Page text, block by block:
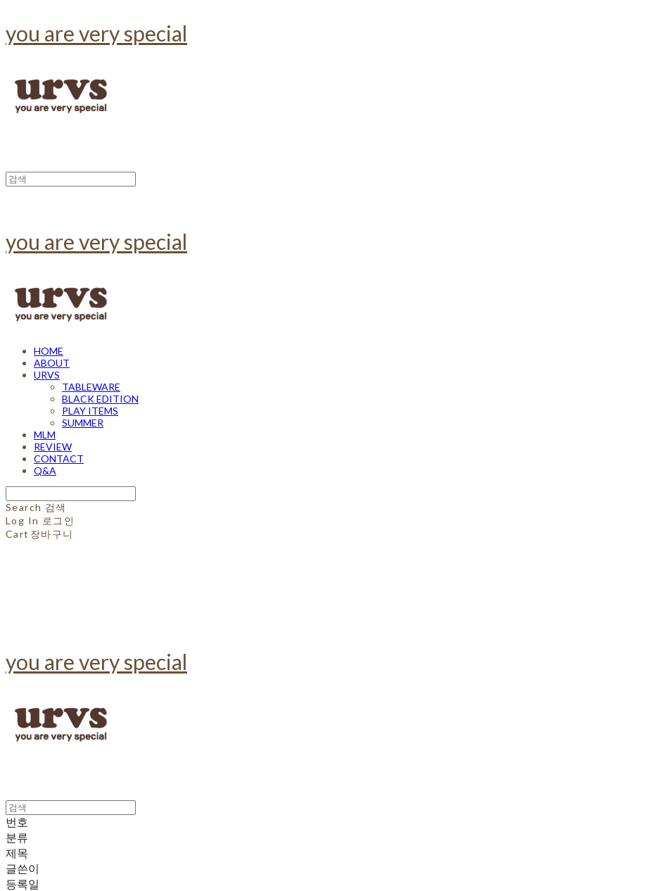
you are very special
you are very special
HOME
ABOUT
URVS
TABLEWARE
BLACK EDITION
PLAY ITEMS
SUMMER
MLM
REVIEW
CONTACT
Q&A
Search 검색
Log In 로그인
Cart 장바구니
you are very special
번호
분류
제목
글쓴이
등록일